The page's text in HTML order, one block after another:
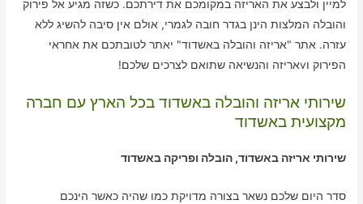
למיין ולבצע את האריזה במקומכם את דירתכם. כשזה מגיע אל פירוק
והובלה המלצות הינן בגדר חובה לגמרי, אולם אין סיבה להשיג ללא
עזרה. אתר "אריזה והובלה באשדוד" יאתר לטובתכם את אחראי
הפירוק וvאריזה והנשיאה שתואם לצרכים שלכם!
שירותי אריזה והובלה באשדוד בכל הארץ עם חברה
מקצועית באשדוד
שירותי אריזה באשדוד, הובלה ופריקה באשדוד
סדר היום שלכם נשאר בצורה מדויקת כמו שהיה כאשר הינכם